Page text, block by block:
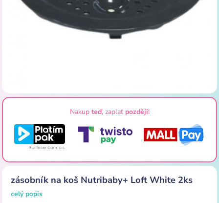
Nakup teď, zaplať později!
zásobník na koš Nutribaby+ Loft White 2ks
celý popis